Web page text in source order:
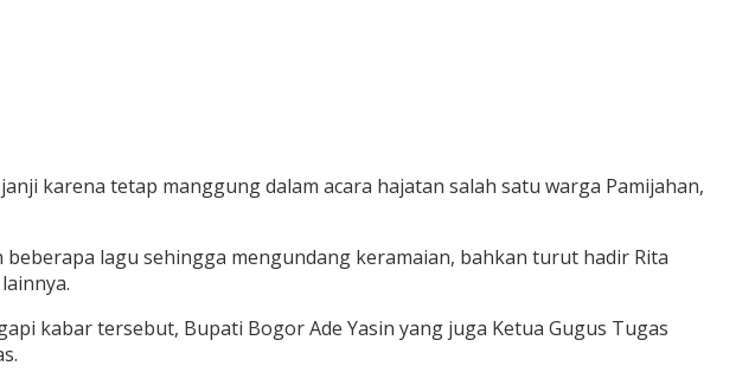
karena tetap manggung dalam acara hajatan salah satu warga Pamijahan,
lagu sehingga mengundang keramaian, bahkan turut hadir Rita
kabar tersebut, Bupati Bogor Ade Yasin yang juga Ketua Gugus Tugas